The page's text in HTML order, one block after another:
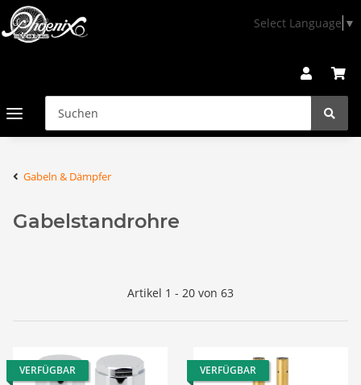
Select Language ▼
Gabeln & Dämpfer
Gabelstandrohre
Artikel 1 - 20 von 63
VERFÜGBAR VERFÜGBAR